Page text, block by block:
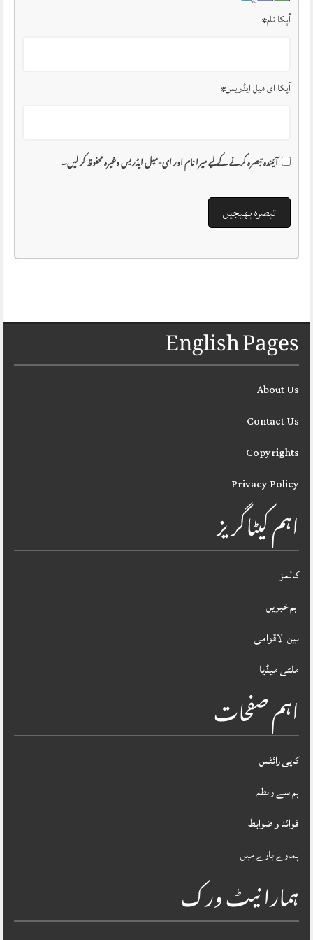
آپکا نام*
آپکا ای میل ایڈریس*
آئیندہ تبصرہ کرنے کے لیے میرا نام اور ای-میل ایڈریس وغیرہ محفوظ کر لیں۔
English Pages
About Us
Contact Us
Copyrights
Privacy Policy
اہم کیٹاگریز
کالمز
اہم خبریں
بین الاقوامی
ملٹی میڈیا
اہم صفحات
کاپی رائٹس
ہم سے رابطہ
قوائد و ضوابط
ہمارے بارے میں
ہمارا نیٹ ورک